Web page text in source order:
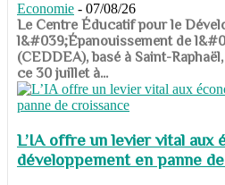
Economie - 07/08/26
​​​​​​​Le Centre Éducatif pour le
l&#039;Épanouissement de
(CEDDEA), basé à Saint-
ce 30 juillet à...
L’IA offre un levier vital aux
développement en panne